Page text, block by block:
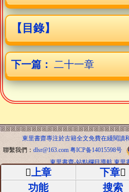
【目錄】
下一篇： 二十一章
東里書齋專注於古籍全文免費在綫閱讀
聯繫我們： dlsr@163.com 粤ICP备14015598号
東里書齋-站點欄目導航 東里
上章 下章
功能
搜索